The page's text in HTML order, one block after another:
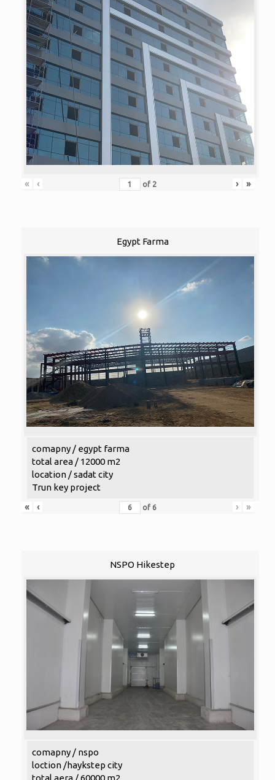
« ‹ of 2 › »
Egypt Farma
comapny / egypt farma
total area / 12000 m2
location / sadat city
Trun key project
«
‹ of 6 › »
NSPO Hikestep
comapny / nspo
loction /haykstep city